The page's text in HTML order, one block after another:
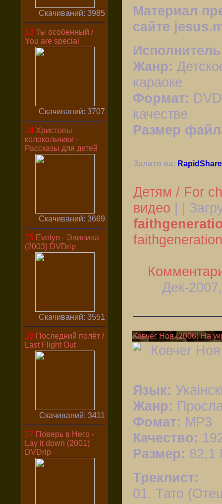
Скачиваний: 3985
13 Ты особенный /
You are special
Скачиваний: 3707
14 Христовы
колокольчики -
Рассказы для детей
Скачиваний: 3669
15 Evelyn - Эвилина
(2003) DVDrip
Скачиваний: 3551
16 Последний полёт /
Last Flight Out
Скачиваний: 3411
17 Поверь в Него -
Lay it down (2001)
DVDrip
Материал
сайте
Жанр:
караоке
Формат:
качестве
Размер
Залито на: RapidShare
Детям / For
видео | |
faithgeneration
Дек-
Ковчег Ноя (2006) На
Язык:
Жанр:
Фомат: MP3
Качество:
Размер: 82,1
Треклист:
01. Тато